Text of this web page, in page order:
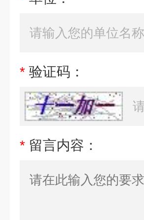
* 验证码：
* 留言内容：